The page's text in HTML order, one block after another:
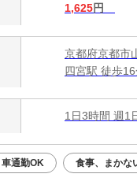
1,625円
京都府京都市
四宮駅 徒歩
1日3時間 週1
車通勤OK 食事、まかな